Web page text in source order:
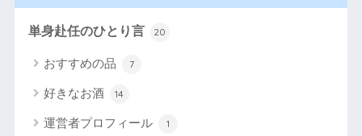
単身赴任のひとり言 20
おすすめの品 7
好きなお酒 14
運営者プロフィール 1